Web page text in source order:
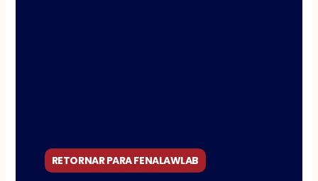
RETORNAR PARA FENALAWLAB